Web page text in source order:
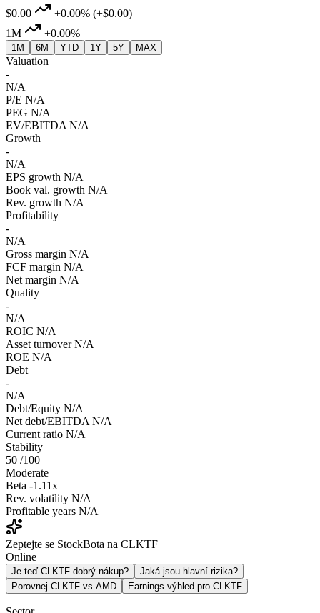
$0.00 +0.00% (+$0.00)
1M
+0.00%
1M 6M YTD 1Y 5Y MAX
Valuation
-
N/A
P/E N/A
PEG N/A
EV/EBITDA N/A
Growth
-
N/A
EPS growth N/A
Book val. growth N/A
Rev. growth N/A
Profitability
-
N/A
Gross margin N/A
FCF margin N/A
Net margin N/A
Quality
-
N/A
ROIC N/A
Asset turnover N/A
ROE N/A
Debt
-
N/A
Debt/Equity N/A
Net debt/EBITDA N/A
Current ratio N/A
Stability
50 /100
Moderate
Beta -1.11x
Rev. volatility N/A
Profitable years N/A
Zeptejte se StockBota na CLKTF
Online
Je teď CLKTF dobrý nákup?
Jaká jsou hlavní rizika?
Porovnej CLKTF vs AMD
Earnings výhled pro CLKTF